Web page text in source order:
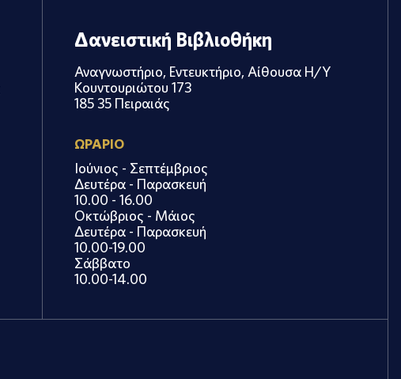
Δανειστική Βιβλιοθήκη
Αναγνωστήριο, Εντευκτήριο, Αίθουσα Η/Υ
Κουντουριώτου 173
185 35 Πειραιάς
ΩΡΑΡΙΟ
Ιούνιος - Σεπτέμβριος
Δευτέρα - Παρασκευή
10.00 - 16.00
Οκτώβριος - Μάιος
Δευτέρα - Παρασκευή
10.00-19.00
Σάββατο
10.00-14.00